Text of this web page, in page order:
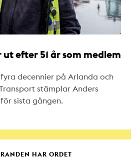
efter 51 år som medlem
decennier på Arlanda och
stämplar Anders
för sista gången.
HAR ORDET